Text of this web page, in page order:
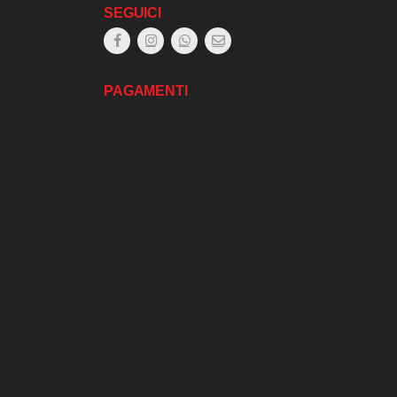
SEGUICI
PAGAMENTI